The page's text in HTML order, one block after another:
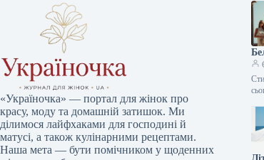
«Україночка» — портал для жінок про
красу, моду та домашній затишок. Ми
ділимося лайфхаками для господині й
матусі, а також кулінарними рецептами.
Наша мета — бути помічником у щоденних